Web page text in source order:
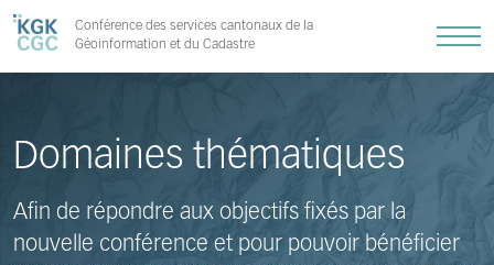
Conférence des services cantonaux de la
Géoinformation et du Cadastre
Domaines thématiques
Afin de répondre aux objectifs fixés par la
nouvelle conférence et pour pouvoir bénéficier